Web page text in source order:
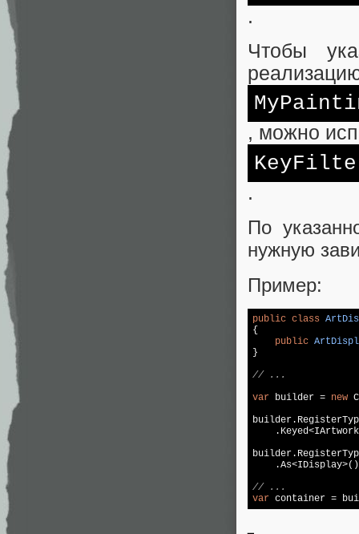
.
Чтобы
, можно
.
По
нужную
Пример:
public class
{
public
}
// ...
var builder = new
// ...
var